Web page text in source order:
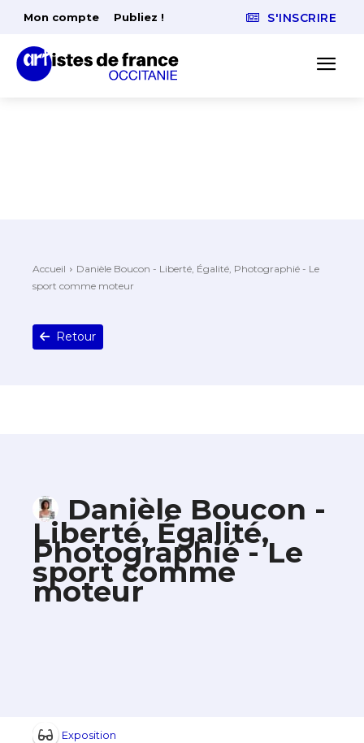
Mon compte Publiez ! S'INSCRIRE
Accueil
Danièle Boucon - Liberté, Égalité, Photographié - Le
sport comme moteur
Retour
Danièle Boucon -
Liberté, Égalité,
Photographié - Le
sport comme
moteur
Exposition